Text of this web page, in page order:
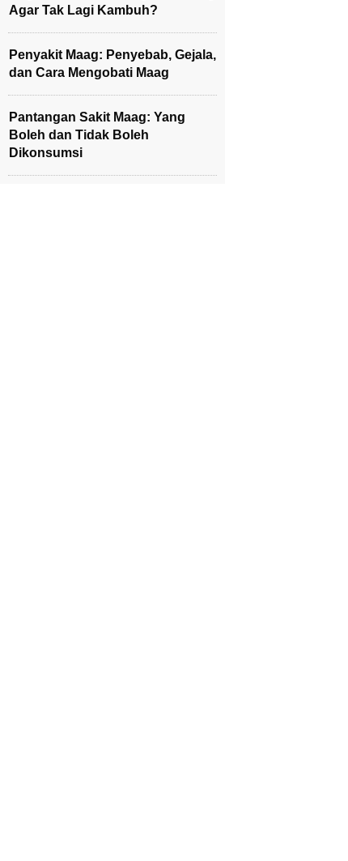
Agar Tak Lagi Kambuh?
Penyakit Maag: Penyebab, Gejala,
dan Cara Mengobati Maag
Pantangan Sakit Maag: Yang
Boleh dan Tidak Boleh
Dikonsumsi